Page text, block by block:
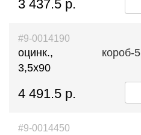
3 437.5 р.
#9-0014190
оцинк.,
3,5х90
короб-5
4 491.5 р.
#9-0014450